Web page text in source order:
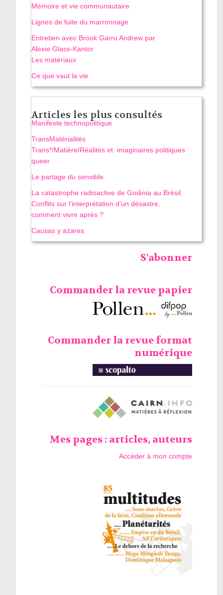
Mémoire et vie communautaire
Lignes de fuite du marronnage
Entretien avec Brook Garru Andrew par
Alexie Glass-Kantor
Les matériaux
Ce que vaut la vie
Articles les plus consultés
Manifeste technopolitique
TransMatérialités
Trans*/Matière/Réalités et imaginaires politiques
queer
Le partage du sensible
La catastrophe radioactive de Goiânia au Brésil.
Conflits sur l’interprétation d’un désastre,
comment vivre après ?
Causas y azares
S'abonner
Commander la revue papier
Commander la revue format
numérique
Mes pages : articles, auteurs
Accéder à mon compte